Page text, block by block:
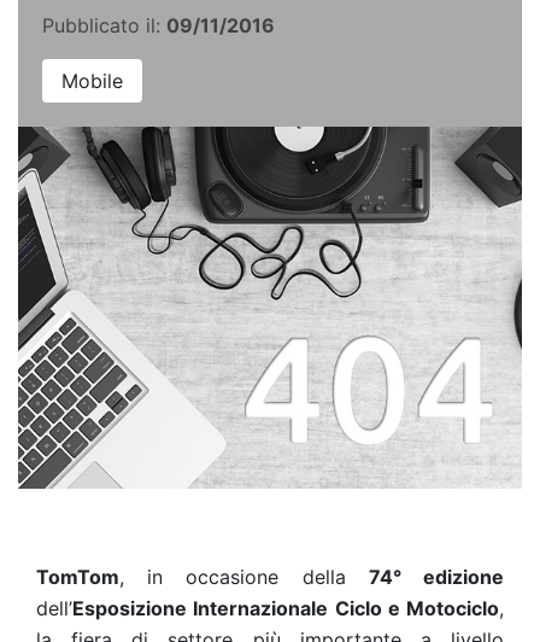
Pubblicato il: 09/11/2016
Mobile
TomTom, in occasione della 74° edizione
dell’Esposizione Internazionale Ciclo e Motociclo,